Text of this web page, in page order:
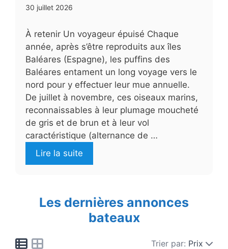
30 juillet 2026
À retenir Un voyageur épuisé Chaque
année, après s’être reproduits aux îles
Baléares (Espagne), les puffins des
Baléares entament un long voyage vers le
nord pour y effectuer leur mue annuelle.
De juillet à novembre, ces oiseaux marins,
reconnaissables à leur plumage moucheté
de gris et de brun et à leur vol
caractéristique (alternance de …
Lire la suite
Les dernières annonces
bateaux
Trier par: Prix